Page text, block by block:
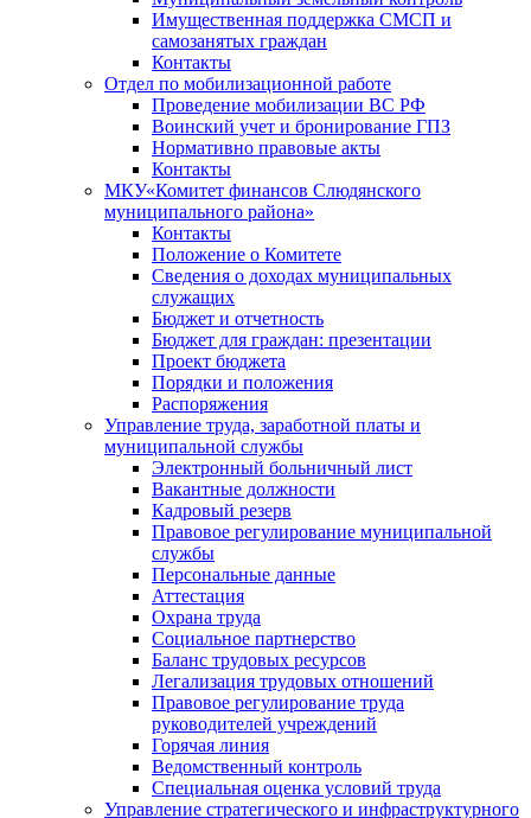
Имущественная поддержка СМСП и
самозанятых граждан
Контакты
Отдел по мобилизационной работе
Проведение мобилизации ВС РФ
Воинский учет и бронирование ГПЗ
Нормативно правовые акты
Контакты
МКУ«Комитет финансов Слюдянского
муниципального района»
Контакты
Положение о Комитете
Сведения о доходах муниципальных
служащих
Бюджет и отчетность
Бюджет для граждан: презентации
Проект бюджета
Порядки и положения
Распоряжения
Управление труда, заработной платы и
муниципальной службы
Электронный больничный лист
Вакантные должности
Кадровый резерв
Правовое регулирование муниципальной
службы
Персональные данные
Аттестация
Охрана труда
Социальное партнерство
Баланс трудовых ресурсов
Легализация трудовых отношений
Правовое регулирование труда
руководителей учреждений
Горячая линия
Ведомственный контроль
Специальная оценка условий труда
Управление стратегического и инфраструктурного